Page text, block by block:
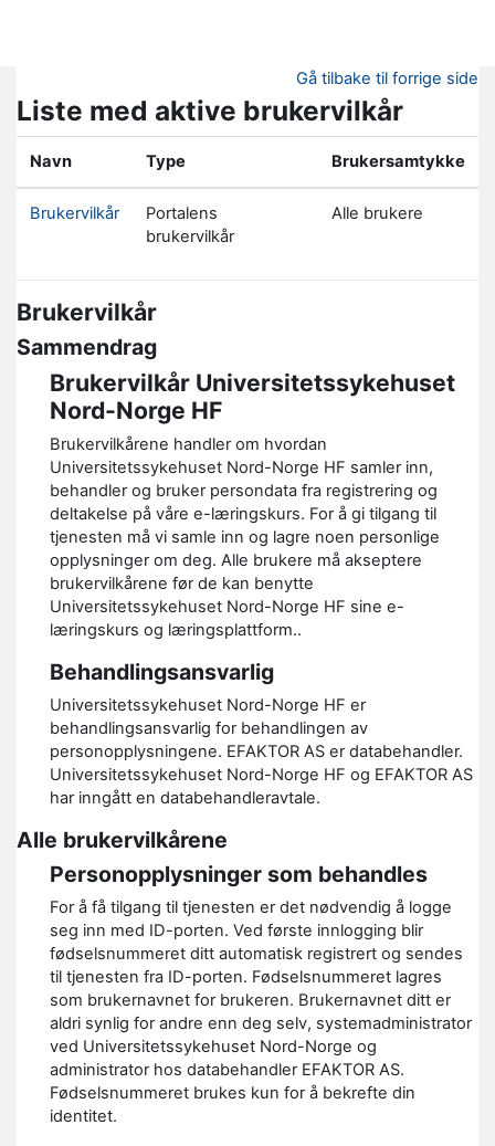
Gå tilbake til forrige side
Liste med aktive brukervilkår
Navn Type Brukersamtykke
Brukervilkår
Portalens
brukervilkår
Alle brukere
Brukervilkår
Sammendrag
Brukervilkår Universitetssykehuset
Nord-Norge HF
Brukervilkårene handler om hvordan
Universitetssykehuset Nord-Norge HF samler inn,
behandler og bruker persondata fra registrering og
deltakelse på våre e-læringskurs. For å gi tilgang til
tjenesten må vi samle inn og lagre noen personlige
opplysninger om deg. Alle brukere må akseptere
brukervilkårene før de kan benytte
Universitetssykehuset Nord-Norge HF sine e-
læringskurs og læringsplattform..
Behandlingsansvarlig
Universitetssykehuset Nord-Norge HF er
behandlingsansvarlig for behandlingen av
personopplysningene. EFAKTOR AS er databehandler.
Universitetssykehuset Nord-Norge HF og EFAKTOR AS
har inngått en databehandleravtale.
Alle brukervilkårene
Personopplysninger som behandles
For å få tilgang til tjenesten er det nødvendig å logge
seg inn med ID-porten. Ved første innlogging blir
fødselsnummeret ditt automatisk registrert og sendes
til tjenesten fra ID-porten. Fødselsnummeret lagres
som brukernavnet for brukeren. Brukernavnet ditt er
aldri synlig for andre enn deg selv, systemadministrator
ved Universitetssykehuset Nord-Norge og
administrator hos databehandler EFAKTOR AS.
Fødselsnummeret brukes kun for å bekrefte din
identitet.